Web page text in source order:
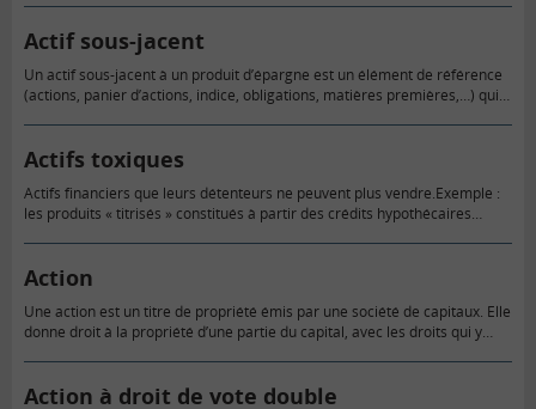
Actif sous-jacent
Un actif sous-jacent à un produit d’épargne est un élément de référence
(actions, panier d’actions, indice, obligations, matières premières,…) qui
Actifs toxiques
Actifs financiers que leurs détenteurs ne peuvent plus vendre.Exemple :
les produits « titrisés » constitués à partir des crédits hypothécaires
Action
Une action est un titre de propriété émis par une société de capitaux. Elle
donne droit à la propriété d’une partie du capital, avec les droits qui y
Action à droit de vote double